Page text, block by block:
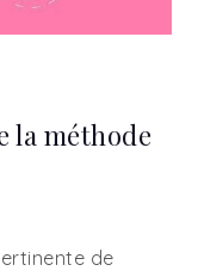
la méthode
de